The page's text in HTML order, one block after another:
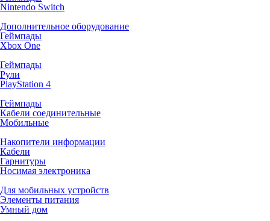
Nintendo Switch
Дополнительное оборудование
Геймпады
Xbox One
Геймпады
Рули
PlayStation 4
Геймпады
Кабели соединительные
Мобильные
Накопители информации
Кабели
Гарнитуры
Носимая электроника
Для мобильных устройств
Элементы питания
Умный дом